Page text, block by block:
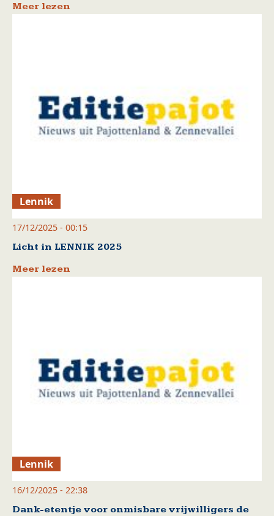
Meer lezen
Lennik
17/12/2025 - 00:15
Licht in LENNIK 2025
Meer lezen
Lennik
16/12/2025 - 22:38
Dank-etentje voor onmisbare vrijwilligers de